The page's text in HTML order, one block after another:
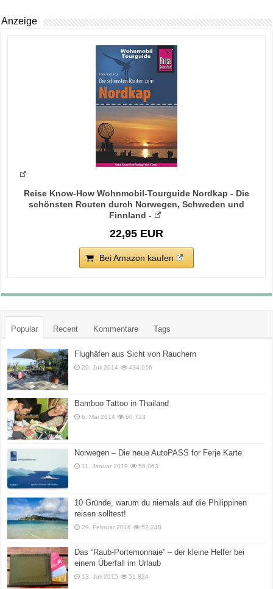
Anzeige
Reise Know-How Wohnmobil-Tourguide Nordkap - Die
schönsten Routen durch Norwegen, Schweden und
Finnland -
22,95 EUR
Bei Amazon kaufen
Popular Recent Kommentare Tags
Flughäfen aus Sicht von Rauchern
20. Juli 2014 434,916
Bamboo Tattoo in Thailand
6. Mai 2014 60,723
Norwegen – Die neue AutoPASS for Ferje Karte
11. Januar 2019 56,063
10 Gründe, warum du niemals auf die Philippinen
reisen solltest!
29. Februar 2016 52,248
Das “Raub-Portemonnaie” – der kleine Helfer bei
einem Überfall im Urlaub
13. Juli 2015 51,824